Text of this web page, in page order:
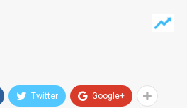
Twitter Google+